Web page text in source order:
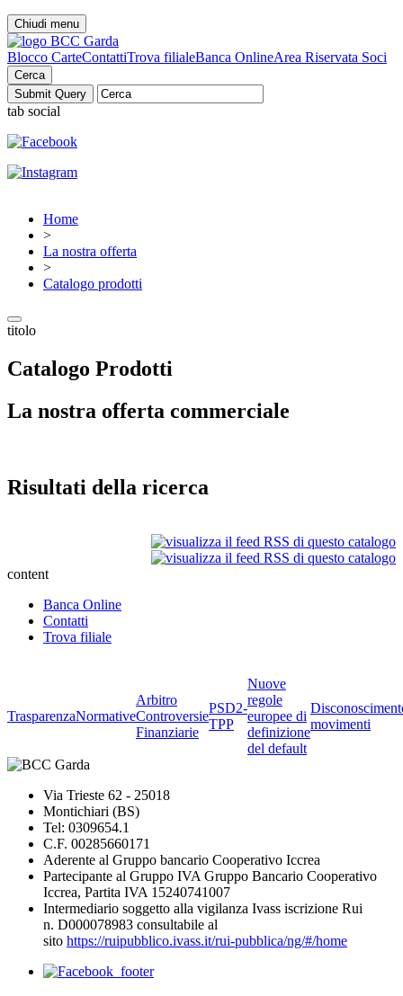
Chiudi menu
Blocco CarteContattiTrova filialeBanca OnlineArea Riservata Soci
Cerca
tab social
Home
>
La nostra offerta
>
Catalogo prodotti
titolo
Catalogo Prodotti
La nostra offerta commerciale
Risultati della ricerca
content
Banca Online
Contatti
Trova filiale
TrasparenzaNormative
Arbitro
Controversie
Finanziarie
PSD2-
TPP
Nuove
regole
europee di
definizione
del default
movimenti
Via Trieste 62 - 25018
Montichiari (BS)
Tel: 0309654.1
C.F. 00285660171
Aderente al Gruppo bancario Cooperativo Iccrea
Partecipante al Gruppo IVA Gruppo Bancario Cooperativo
Iccrea, Partita IVA 15240741007
Intermediario soggetto alla vigilanza Ivass iscrizione Rui
n. D000078983 consultabile al
sito https://ruipubblico.ivass.it/rui-pubblica/ng/#/home